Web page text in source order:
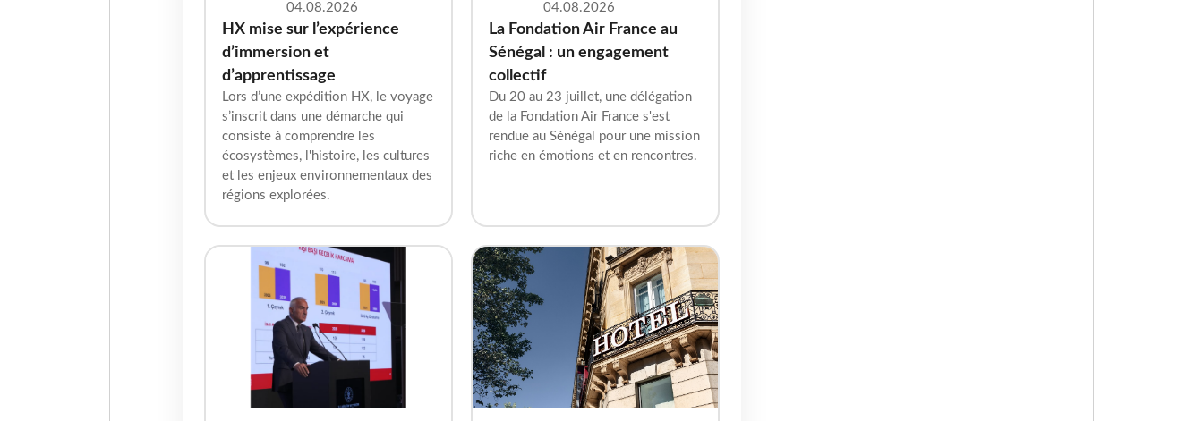
04.08.2026
HX mise sur l’expérience
d’immersion et
d’apprentissage
Lors d’une expédition HX, le voyage
s’inscrit dans une démarche qui
consiste à comprendre les
écosystèmes, l'histoire, les cultures
et les enjeux environnementaux des
régions explorées.
04.08.2026
La Fondation Air France au
Sénégal : un engagement
collectif
Du 20 au 23 juillet, une délégation
de la Fondation Air France s'est
rendue au Sénégal pour une mission
riche en émotions et en rencontres.